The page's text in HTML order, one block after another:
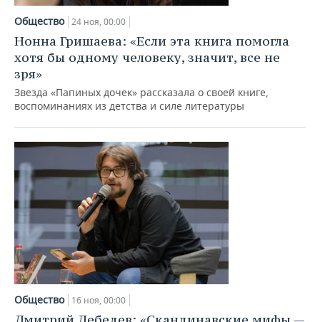
Общество 24 ноя, 00:00
Нонна Гришаева: «Если эта книга помогла
хотя бы одному человеку, значит, все не
зря»
Звезда «Папиных дочек» рассказала о своей книге,
воспоминаниях из детства и силе литературы
Общество 16 ноя, 00:00